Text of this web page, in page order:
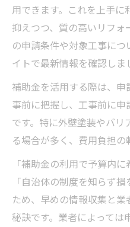
用できます。これを上手に
抑えつつ、質の高いリフ
の申請条件や対象工事に
イトで最新情報を確認しま
補助金を活用する際は、
事前に把握し、工事前に
です。特に外壁塗装やバ
る場合が多く、費用負担の
「補助金の利用で予算内
「自治体の制度を知らず
ため、早めの情報収集と
秘訣です。業者によっては